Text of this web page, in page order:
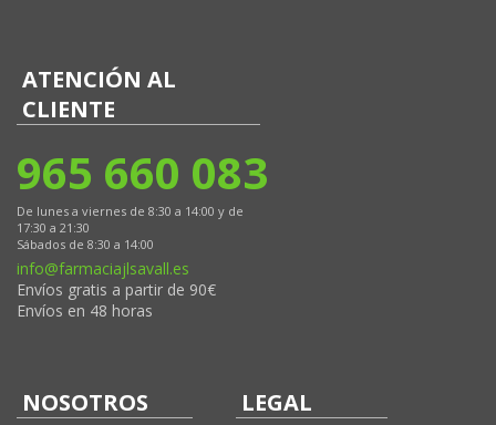
ATENCIÓN AL
CLIENTE
965 660 083
De lunes a viernes de 8:30 a 14:00 y de
17:30 a 21:30
Sábados de 8:30 a 14:00
info@farmaciajlsavall.es
Envíos gratis a partir de 90€
Envíos en 48 horas
NOSOTROS LEGAL